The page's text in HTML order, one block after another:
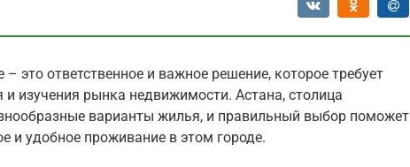
это ответственное и важное решение, которое требует
и изучения рынка недвижимости. Астана, столица
варианты жилья, и правильный выбор поможет
и удобное проживание в этом городе.